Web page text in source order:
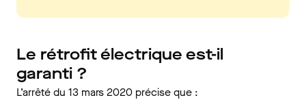
Le rétrofit électrique est-il
garanti ?
L’arrêté du 13 mars 2020 précise que :